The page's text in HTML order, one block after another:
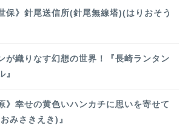
保》針尾送信所(針尾無線塔)(はりおそう
が織りなす幻想の世界！『長崎ランタン
』
》幸せの黄色いハンカチに思いを寄せて
みさきえき)』